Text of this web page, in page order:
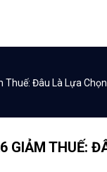
Thuế: Đâu Là Lựa
GIẢM THUẾ: